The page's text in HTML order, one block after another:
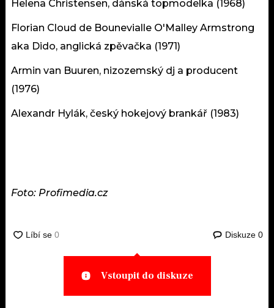
Helena Christensen, dánská topmodelka (1968)
Florian Cloud de Bounevialle O'Malley Armstrong
aka Dido, anglická zpěvačka (1971)
Armin van Buuren, nizozemský dj a producent
(1976)
Alexandr Hylák, český hokejový brankář (1983)
Foto: Profimedia.cz
Diskuze 0
Vstoupit do diskuze